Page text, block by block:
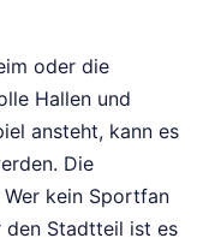
oder die
Hallen und
ansteht, kann es
Die
kein Sportfan
den Stadtteil ist es